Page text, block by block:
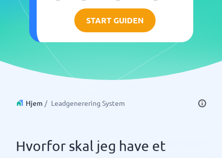
START GUIDEN
Hjem / Leadgenerering System
Hvorfor skal jeg have et